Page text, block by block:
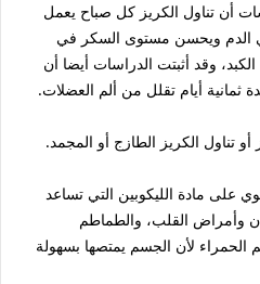
أن تناول الكريز كل صباح يعمل
الدم ويحسن مستوى السكر في
وقد أثبتت الدراسات أيضا أن
ثمانية أيام تقلل من ألم العضلات.
تناول الكريز الطازج أو المجمد.
على مادة الليكوبين التي تساعد
وأمراض القلب، والطماطم
الحمراء لأن الجسم يمتصها بسهولة